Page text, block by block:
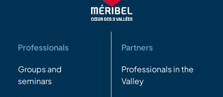
Professionals
Groups and
seminars
Partners
Professionals in the
Valley